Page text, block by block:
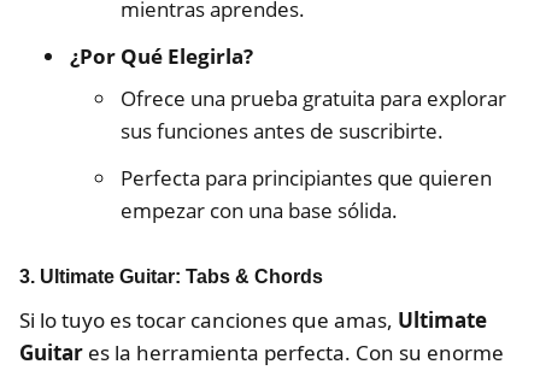
mientras aprendes.
¿Por Qué Elegirla?
Ofrece una prueba gratuita para explorar
sus funciones antes de suscribirte.
Perfecta para principiantes que quieren
empezar con una base sólida.
3. Ultimate Guitar: Tabs & Chords
Si lo tuyo es tocar canciones que amas, Ultimate
Guitar es la herramienta perfecta. Con su enorme